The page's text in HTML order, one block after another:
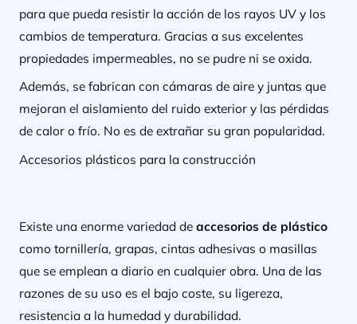
para que pueda resistir la acción de los rayos UV y los
cambios de temperatura. Gracias a sus excelentes
propiedades impermeables, no se pudre ni se oxida.
Además, se fabrican con cámaras de aire y juntas que
mejoran el aislamiento del ruido exterior y las pérdidas
de calor o frío. No es de extrañar su gran popularidad.
Accesorios plásticos para la construcción
Existe una enorme variedad de accesorios de plástico
como tornillería, grapas, cintas adhesivas o masillas
que se emplean a diario en cualquier obra. Una de las
razones de su uso es el bajo coste, su ligereza,
resistencia a la humedad y durabilidad.